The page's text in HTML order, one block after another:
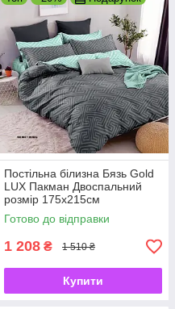
Постільна білизна Бязь Gold
LUX Пакман Двоспальний
розмір 175х215см
Готово до відправки
1 208 ₴ 1 510 ₴
Купити